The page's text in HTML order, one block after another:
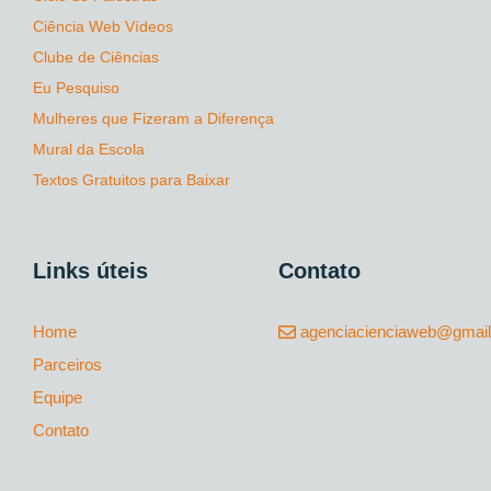
Ciência Web Vídeos
Clube de Ciências
Eu Pesquiso
Mulheres que Fizeram a Diferença
Mural da Escola
Textos Gratuitos para Baixar
Links úteis
Home
Parceiros
Equipe
Contato
Contato